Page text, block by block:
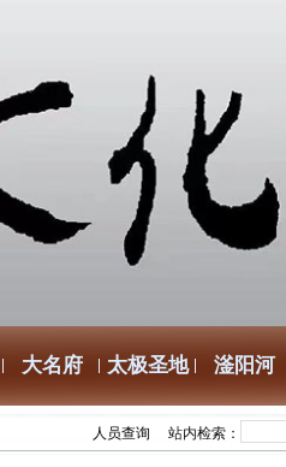
大名府 太极圣地 滏阳河
人员查询 站内检索：